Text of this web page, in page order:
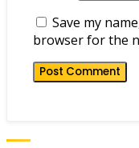
Save my
browser for the